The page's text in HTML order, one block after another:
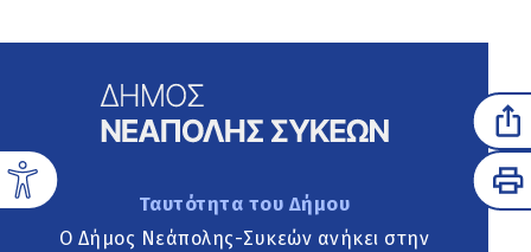
Ταυτότητα του Δήμου
Ο Δήμος Νεάπολης-Συκεών ανήκει στην